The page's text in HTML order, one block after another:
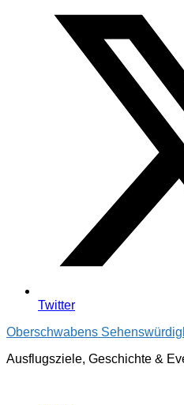
Twitter
Oberschwabens
Ausflugsziele, Geschichte &